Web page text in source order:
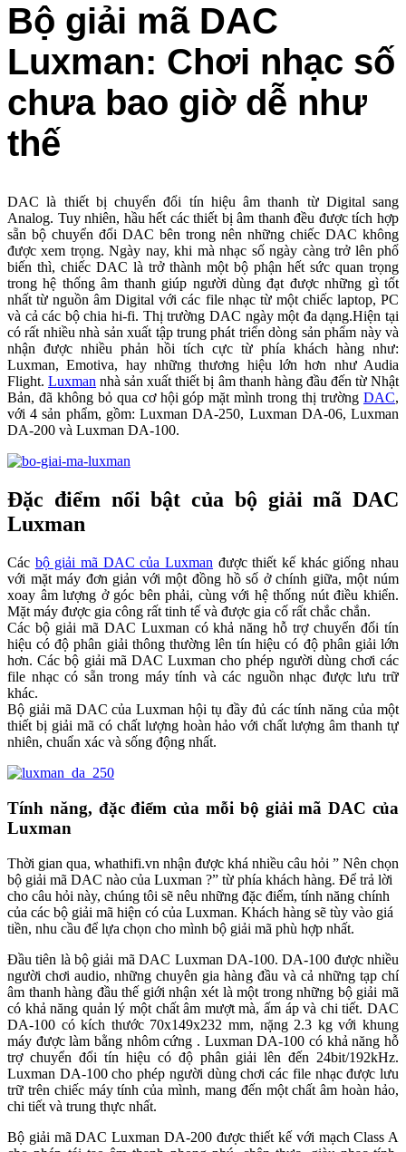
Bộ giải mã DAC
Luxman: Chơi nhạc số
chưa bao giờ dễ như
thế
DAC là thiết bị chuyển đổi tín hiệu âm thanh từ Digital sang
Analog. Tuy nhiên, hầu hết các thiết bị âm thanh đều được tích hợp
sẵn bộ chuyển đổi DAC bên trong nên những chiếc DAC không
được xem trọng. Ngày nay, khi mà nhạc số ngày càng trở lên phổ
biến thì, chiếc DAC là trở thành một bộ phận hết sức quan trọng
trong hệ thống âm thanh giúp người dùng đạt được những gì tốt
nhất từ nguồn âm Digital với các file nhạc từ một chiếc laptop, PC
và cả các bộ chia hi-fi. Thị trường DAC ngày một đa dạng.Hiện tại
có rất nhiều nhà sản xuất tập trung phát triển dòng sản phẩm này và
nhận được nhiều phản hồi tích cực từ phía khách hàng như:
Luxman, Emotiva, hay những thương hiệu lớn hơn như Audia
Flight.Luxman nhà sản xuất thiết bị âm thanh hàng đầu đến từ Nhật
Bản, đã không bỏ qua cơ hội góp mặt mình trong thị trường DAC,
với 4 sản phẩm, gồm: Luxman DA-250, Luxman DA-06, Luxman
DA-200 và Luxman DA-100.
Đặc điểm nổi bật của bộ giải mã DAC
Luxman
Các bộ giải mã DAC của Luxman được thiết kế khác giống nhau
với mặt máy đơn giản với một đồng hồ số ở chính giữa, một núm
xoay âm lượng ở góc bên phải, cùng với hệ thống nút điều khiển.
Mặt máy được gia công rất tinh tế và được gia cố rất chắc chắn.
Các bộ giải mã DAC Luxman có khả năng hỗ trợ chuyển đổi tín
hiệu có độ phân giải thông thường lên tín hiệu có độ phân giải lớn
hơn. Các bộ giải mã DAC Luxman cho phép người dùng chơi các
file nhạc có sẵn trong máy tính và các nguồn nhạc được lưu trữ
khác.
Bộ giải mã DAC của Luxman hội tụ đầy đủ các tính năng của một
thiết bị giải mã có chất lượng hoàn hảo với chất lượng âm thanh tự
nhiên, chuẩn xác và sống động nhất.
Tính năng, đặc điểm của mỗi bộ giải mã DAC của
Luxman
Thời gian qua, whathifi.vn nhận được khá nhiều câu hỏi ” Nên chọn
bộ giải mã DAC nào của Luxman ?” từ phía khách hàng. Để trả lời
cho câu hỏi này, chúng tôi sẽ nêu những đặc điểm, tính năng chính
của các bộ giải mã hiện có của Luxman. Khách hàng sẽ tùy vào giá
tiền, nhu cầu để lựa chọn cho mình bộ giải mã phù hợp nhất.
Đầu tiên là bộ giải mã DAC Luxman DA-100. DA-100 được nhiều
người chơi audio, những chuyên gia hàng đầu và cả những tạp chí
âm thanh hàng đầu thế giới nhận xét là một trong những bộ giải mã
có khả năng quản lý một chất âm mượt mà, ấm áp và chi tiết. DAC
DA-100 có kích thước 70x149x232 mm, nặng 2.3 kg với khung
máy được làm bằng nhôm cứng . Luxman DA-100 có khả năng hỗ
trợ chuyển đổi tín hiệu có độ phân giải lên đến 24bit/192kHz.
Luxman DA-100 cho phép người dùng chơi các file nhạc được lưu
trữ trên chiếc máy tính của mình, mang đến một chất âm hoàn hảo,
chi tiết và trung thực nhất.
Bộ giải mã DAC Luxman DA-200 được thiết kế với mạch Class A